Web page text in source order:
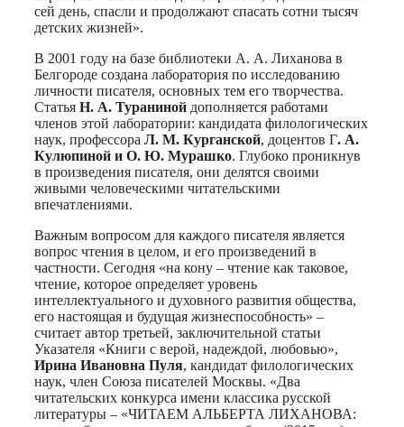
сей день, спасли и продолжают спасать сотни тысяч
детских жизней».
В 2001 году на базе библиотеки А. А. Лиханова в
Белгороде создана лаборатория по исследованию
личности писателя, основных тем его творчества.
Статья Н. А. Тураниной дополняется работами
членов этой лаборатории: кандидата филологических
наук, профессора Л. М. Курганской, доцентов Г. А.
Кулюпиной и О. Ю. Мурашко. Глубоко проникнув
в произведения писателя, они делятся своими
живыми человеческими читательскими
впечатлениями.
Важным вопросом для каждого писателя является
вопрос чтения в целом, и его произведений в
частности. Сегодня «на кону – чтение как таковое,
чтение, которое определяет уровень
интеллектуального и духовного развития общества,
его настоящая и будущая жизнеспособность» –
считает автор третьей, заключительной статьи
Указателя «Книги с верой, надеждой, любовью»,
Ирина Ивановна Пуля, кандидат филологических
наук, член Союза писателей Москвы. «Два
читательских конкурса имени классика русской
литературы – «ЧИТАЕМ АЛЬБЕРТА ЛИХАНОВА: